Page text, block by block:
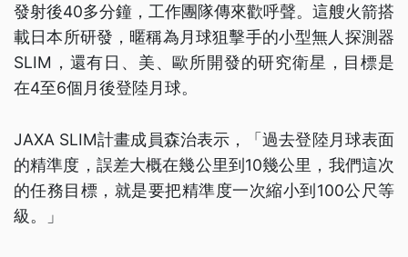
發射後40多分鐘，工作團隊傳來歡呼聲。這艘火箭搭
載日本所研發，暱稱為月球狙擊手的小型無人探測器
SLIM，還有日、美、歐所開發的研究衛星，目標是
在4至6個月後登陸月球。
JAXA SLIM計畫成員森治表示，「過去登陸月球表面
的精準度，誤差大概在幾公里到10幾公里，我們這次
的任務目標，就是要把精準度一次縮小到100公尺等
級。」